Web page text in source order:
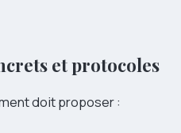
et protocoles
doit proposer :